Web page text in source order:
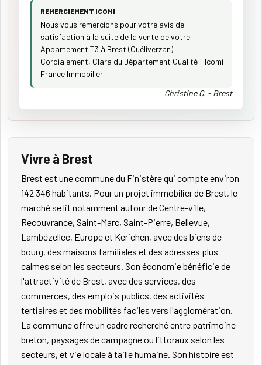
REMERCIEMENT ICOMI
Nous vous remercions pour votre avis de
satisfaction à la suite de la vente de votre
Appartement T3 à Brest (Quéliverzan).
Cordialement, Clara du Département Qualité - Icomi
France Immobilier
Christine C. - Brest
Vivre à Brest
Brest est une commune du Finistère qui compte environ
142 346 habitants. Pour un projet immobilier de Brest, le
marché se lit notamment autour de Centre-ville,
Recouvrance, Saint-Marc, Saint-Pierre, Bellevue,
Lambézellec, Europe et Kerichen, avec des biens de
bourg, des maisons familiales et des adresses plus
calmes selon les secteurs. Son économie bénéficie de
l'attractivité de Brest, avec des services, des
commerces, des emplois publics, des activités
tertiaires et des mobilités faciles vers l'agglomération.
La commune offre un cadre recherché entre patrimoine
breton, paysages de campagne ou littoraux selon les
secteurs, et vie locale à taille humaine. Son histoire est